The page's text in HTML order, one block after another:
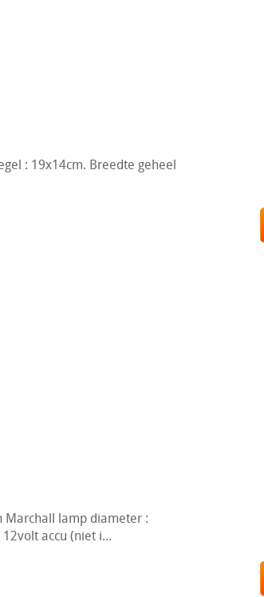
: 19x14cm. Breedte geheel
Marchall lamp diameter :
accu (niet i...